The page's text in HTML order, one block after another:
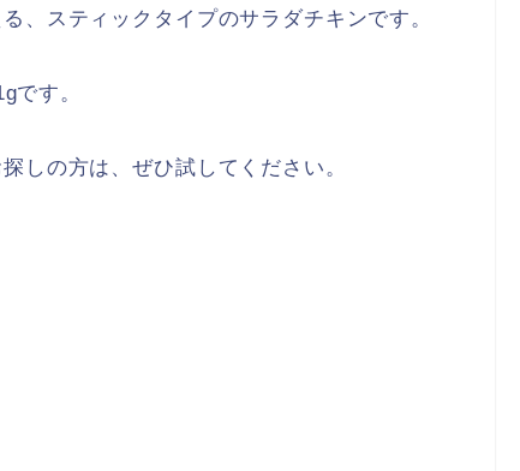
、スティックタイプのサラダチキンです。
です。
しの方は、ぜひ試してください。